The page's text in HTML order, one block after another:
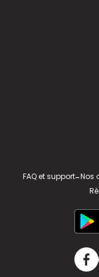
FAQ et support-Nos